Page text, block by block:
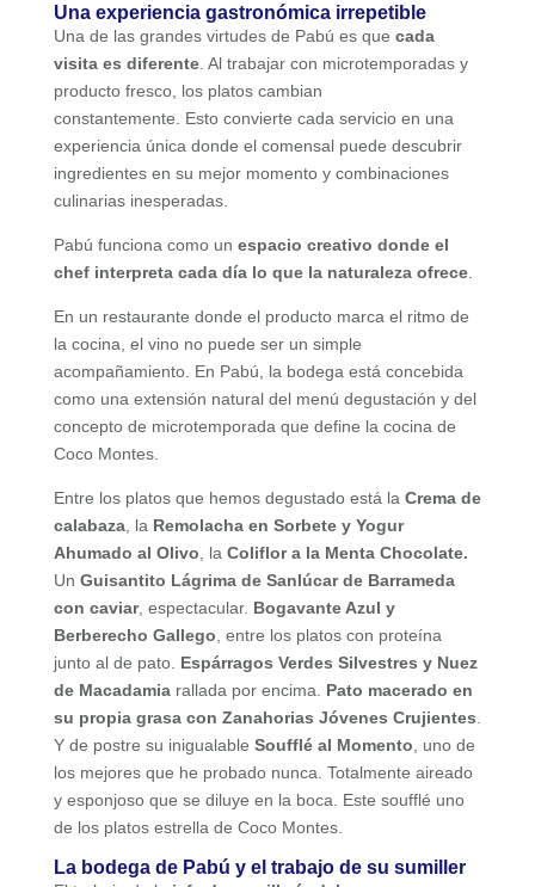
Una experiencia gastronómica irrepetible
Una de las grandes virtudes de Pabú es que cada
visita es diferente. Al trabajar con microtemporadas y
producto fresco, los platos cambian
constantemente. Esto convierte cada servicio en una
experiencia única donde el comensal puede descubrir
ingredientes en su mejor momento y combinaciones
culinarias inesperadas.
Pabú funciona como un espacio creativo donde el
chef interpreta cada día lo que la naturaleza ofrece.
En un restaurante donde el producto marca el ritmo de
la cocina, el vino no puede ser un simple
acompañamiento. En Pabú, la bodega está concebida
como una extensión natural del menú degustación y del
concepto de microtemporada que define la cocina de
Coco Montes.
Entre los platos que hemos degustado está la Crema de
calabaza, la Remolacha en Sorbete y Yogur
Ahumado al Olivo , la Coliflor a la Menta Chocolate.
Un Guisantito Lágrima de Sanlúcar de Barrameda
con caviar, espectacular. Bogavante Azul y
Berberecho Gallego , entre los platos con proteína
junto al de pato. Espárragos Verdes Silvestres y Nuez
de Macadamia rallada por encima. Pato macerado en
su propia grasa con Zanahorias Jóvenes Crujientes
Y de postre su inigualable Soufflé al Momento , uno de
los mejores que he probado nunca. Totalmente aireado
y esponjoso que se diluye en la boca. Este soufflé uno
de los platos estrella de Coco Montes.
La bodega de Pabú y el trabajo de su sumiller